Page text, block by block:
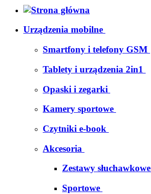
Urządzenia mobilne
Smartfony i telefony GSM
Tablety i urządzenia 2in1
Opaski i zegarki
Kamery sportowe
Czytniki e-book
Akcesoria
Zestawy słuchawkowe
Sportowe